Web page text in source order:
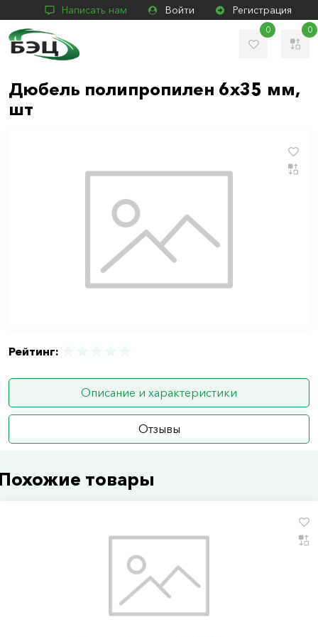
Написать нам Войти Регистрация
0 0
Дюбель полипропилен 6х35 мм,
шт
Рейтинг:
Описание и характеристики
Отзывы
товары